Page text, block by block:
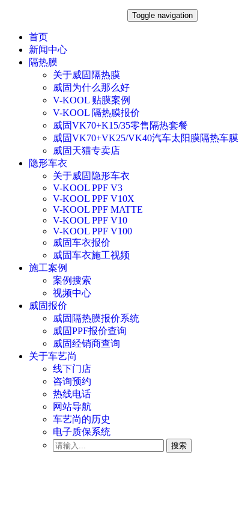
Toggle navigation
首页
新闻中心
隔热膜
关于威固隔热膜
威固为什么那么好
V-KOOL 贴膜案例
V-KOOL 隔热膜报价
威固VK70+K15/35零售隔热套餐
威固VK70+VK25/VK40汽车太阳膜隔热车膜
威固天猫专卖店
隐形车衣
关于威固隐形车衣
V-KOOL PPF V3
V-KOOL PPF V10X
V-KOOL PPF MATTE
V-KOOL PPF V10
V-KOOL PPF V100
威固车衣报价
威固车衣施工视频
施工案例
案例搜索
视频中心
威固报价
威固隔热膜报价系统
威固PPF报价查询
威固经销商查询
关于车艺尚
线下门店
咨询预约
热线电话
网站导航
车艺尚的历史
电子质保系统
搜索